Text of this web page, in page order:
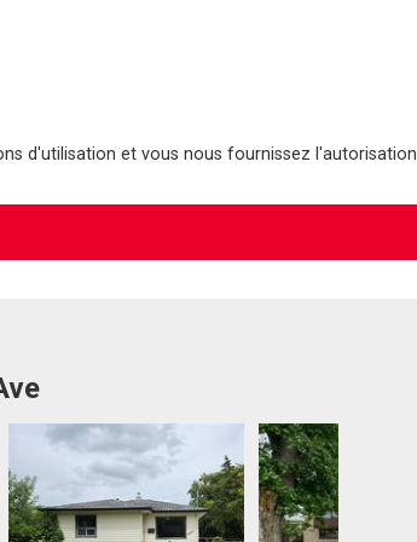
d'utilisation et vous nous fournissez l'autorisation